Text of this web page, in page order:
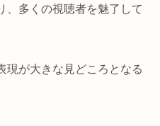
、多くの視聴者を魅了して
現が大きな見どころとなる